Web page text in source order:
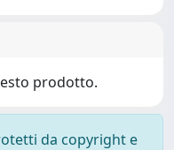
prodotto.
da copyright e